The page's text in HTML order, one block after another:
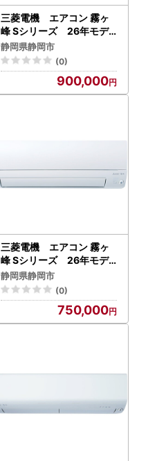
三菱電機 エアコン 霧ヶ
峰 Sシリーズ 26年モデ
ル MSZ-S4026S-W （1
4畳用/200V/ピュアホワ
イト） 【標準設置工事付
】【配送不可：沖縄・離島
】
静岡県静岡市
(0)
900,000
三菱電機 エアコン 霧ヶ
峰 Sシリーズ 26年モデ
ル MSZ-S2526-W （8
畳用/100V/ピュアホワイ
ト） 【標準設置工事付】
【配送不可：沖縄・離島】
静岡県静岡市
(0)
750,000